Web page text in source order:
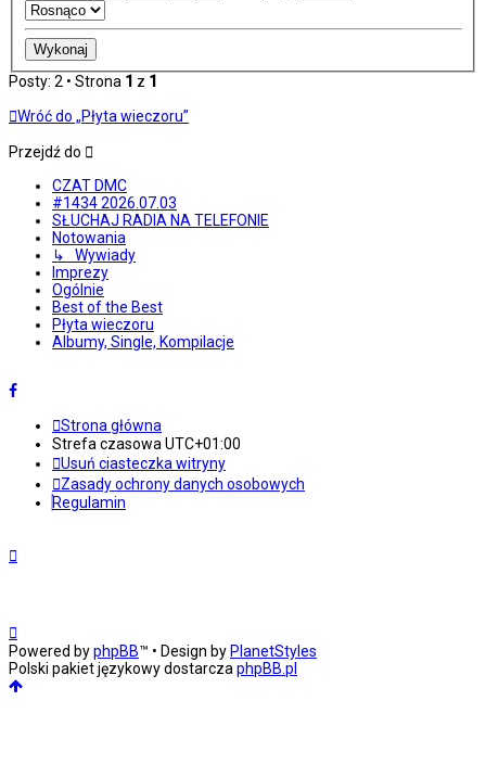
Posty: 2 • Strona 1 z 1
Wróć do „Płyta wieczoru”
Przejdź do
CZAT DMC
#1434 2026.07.03
SŁUCHAJ RADIA NA TELEFONIE
Notowania
↳ Wywiady
Imprezy
Ogólnie
Best of the Best
Płyta wieczoru
Albumy, Single, Kompilacje
Strona główna
Strefa czasowa UTC+01:00
Usuń ciasteczka witryny
Zasady ochrony danych osobowych
Regulamin
Powered byphpBB™ • Design by PlanetStyles
Polski pakiet językowy dostarcza phpBB.pl